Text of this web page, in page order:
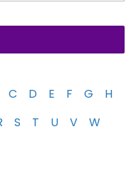
C D E F G
H
S T U V
W